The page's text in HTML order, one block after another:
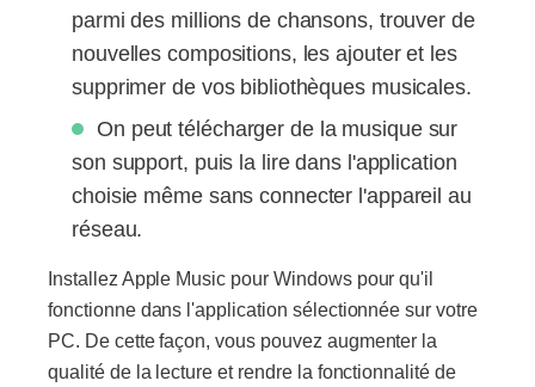
parmi des millions de chansons, trouver de
nouvelles compositions, les ajouter et les
supprimer de vos bibliothèques musicales.
On peut télécharger de la musique sur
son support, puis la lire dans l'application
choisie même sans connecter l'appareil au
réseau.
Installez Apple Music pour Windows pour qu'il
fonctionne dans l'application sélectionnée sur votre
PC. De cette façon, vous pouvez augmenter la
qualité de la lecture et rendre la fonctionnalité de